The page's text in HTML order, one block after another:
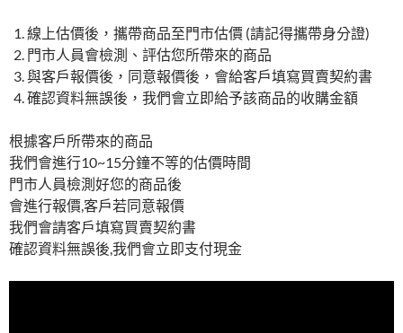
線上估價後，攜帶商品至門市估價 (請記得攜帶身分證)
門市人員會檢測、評估您所帶來的商品
與客戶報價後，同意報價後，會給客戶填寫買賣契約書
確認資料無誤後，我們會立即給予該商品的收購金額
根據客戶所帶來的商品
我們會進行10~15分鐘不等的估價時間
門市人員檢測好您的商品後
會進行報價,客戶若同意報價
我們會請客戶填寫買賣契約書
確認資料無誤後,我們會立即支付現金